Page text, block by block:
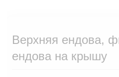
Верхняя ендова,
ендова на крышу